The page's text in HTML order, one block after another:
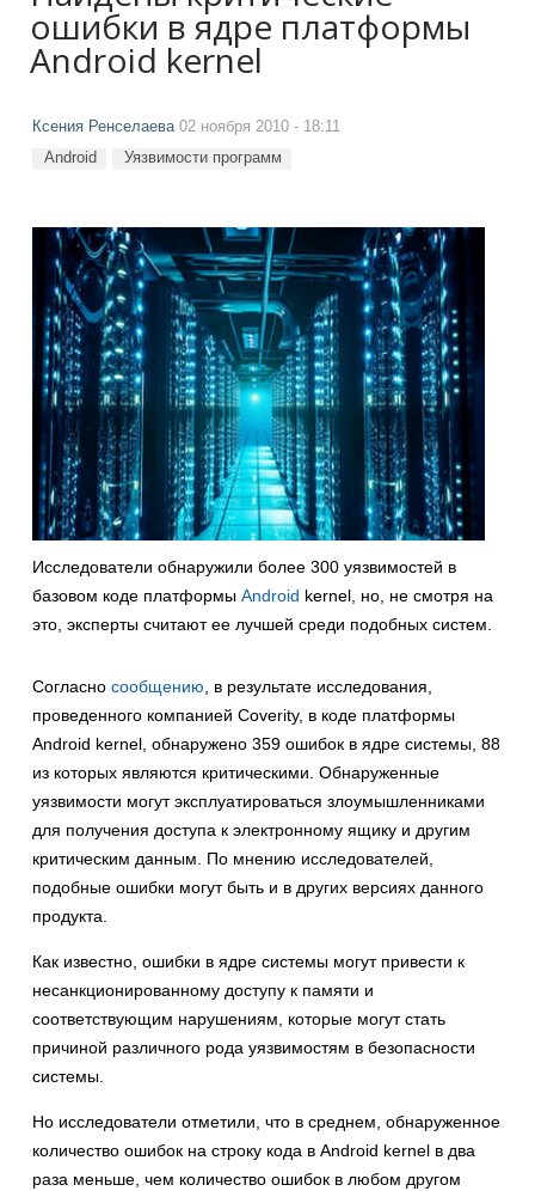
ошибки в ядре платформы
Android kernel
Ксения Ренселаева02 ноября 2010 - 18:11
Android Уязвимости программ
Исследователи обнаружили более 300 уязвимостей в
базовом коде платформы Android kernel, но, не смотря на
это, эксперты считают ее лучшей среди подобных систем.
Согласно сообщению, в результате исследования,
проведенного компанией Coverity, в коде платформы
Android kernel, обнаружено 359 ошибок в ядре системы, 88
из которых являются критическими. Обнаруженные
уязвимости могут эксплуатироваться злоумышленниками
для получения доступа к электронному ящику и другим
критическим данным. По мнению исследователей,
подобные ошибки могут быть и в других версиях данного
продукта.
Как известно, ошибки в ядре системы могут привести к
несанкционированному доступу к памяти и
соответствующим нарушениям, которые могут стать
причиной различного рода уязвимостям в безопасности
системы.
Но исследователи отметили, что в среднем, обнаруженное
количество ошибок на строку кода в Android kernel в два
раза меньше, чем количество ошибок в любом другом